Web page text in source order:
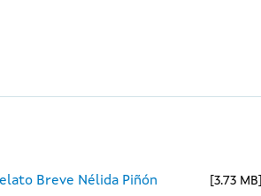
Breve Nélida Piñón 3.73 MB